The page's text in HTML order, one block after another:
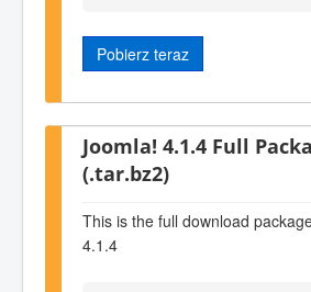
Pobierz teraz
Joomla! 4.1.4 Full
(.tar.bz2)
This is the full download
4.1.4